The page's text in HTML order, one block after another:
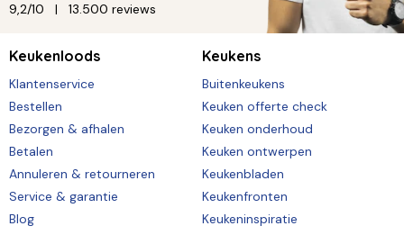
9,2/10 13.500 reviews
Keukenloods
Klantenservice
Bestellen
Bezorgen & afhalen
Betalen
Annuleren & retourneren
Service & garantie
Blog
Keukens
Buitenkeukens
Keuken offerte check
Keuken onderhoud
Keuken ontwerpen
Keukenbladen
Keukenfronten
Keukeninspiratie